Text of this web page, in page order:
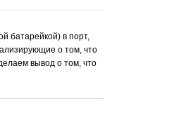
батарейкой) в порт,
о том, что
вывод о том, что